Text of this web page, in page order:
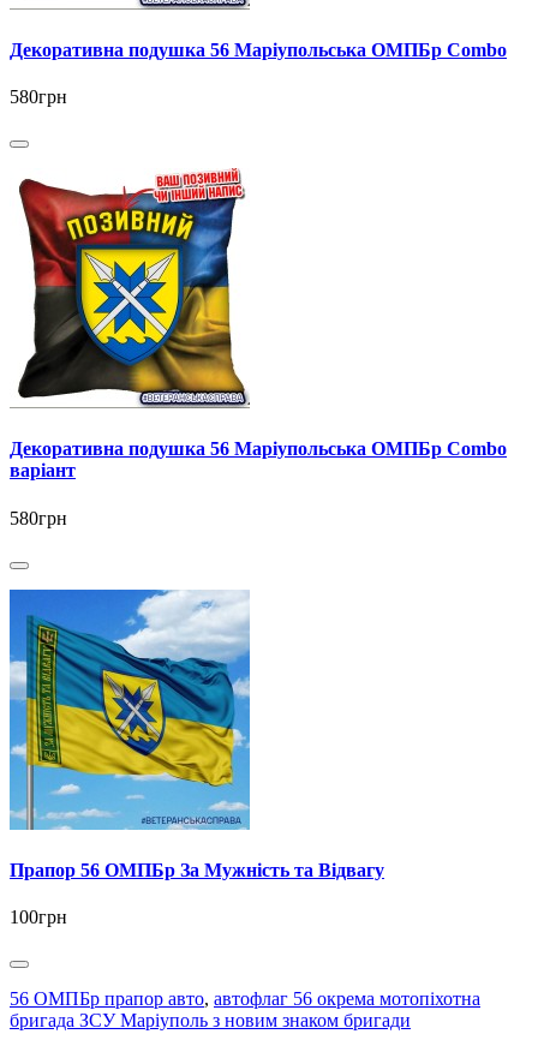
Декоративна подушка 56 Маріупольська ОМПБр Combo
580грн
Декоративна подушка 56 Маріупольська ОМПБр Combo
варіант
580грн
Прапор 56 ОМПБр За Мужність та Відвагу
100грн
56 ОМПБр прапор авто, автофлаг 56 окрема мотопіхотна
бригада ЗСУ Маріуполь з новим знаком бригади